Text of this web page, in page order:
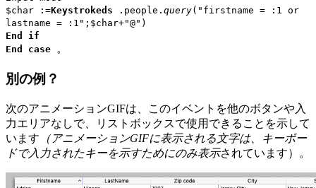
$char :=Keystrokeds . people . query("firstname = :1 or
lastname = :1"; $char+"@")
End if
End case
。
別の例？
次のアニメーションGIFは、このイベントを他のボタンや入
力エリアなしで、リストボックスで使用できることを示して
います （アニメーションGIFに表示される文字は、キーボー
ドで入力されたキーを示すためにのみ表示されています）。